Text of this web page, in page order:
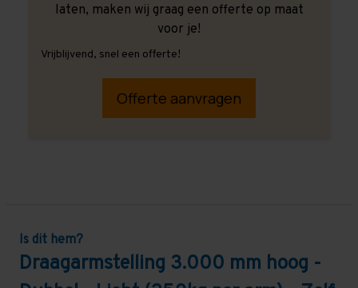
laten, maken wij graag een offerte op maat
voor je!
Vrijblijvend, snel een offerte!
Offerte aanvragen
Is dit hem?
Draagarmstelling 3.000 mm hoog -